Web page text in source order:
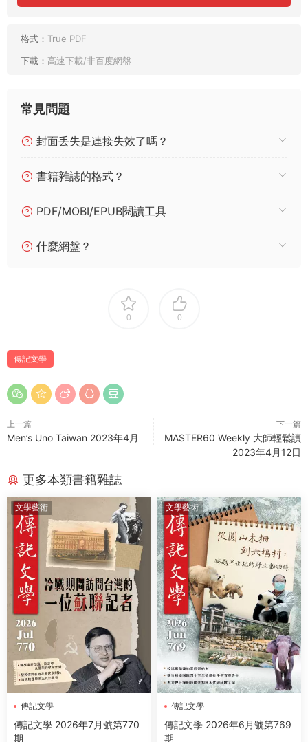
格式： True PDF
下載： 高速下載/非百度網盤
常見問題
封面丢失是連接失效了嗎？
書籍雜誌的格式？
PDF/MOBI/EPUB閱讀工具
什麼網盤？
0 0
傳記文學
上一篇
Men’s Uno Taiwan 2023年4月
下一篇
MASTER60 Weekly 大師輕鬆讀
2023年4月12日
更多本類書籍雜誌
文學藝術
傳記文學
傳記文學 2026年7月號第770
期
文學藝術
傳記文學
傳記文學 2026年6月號第769
期